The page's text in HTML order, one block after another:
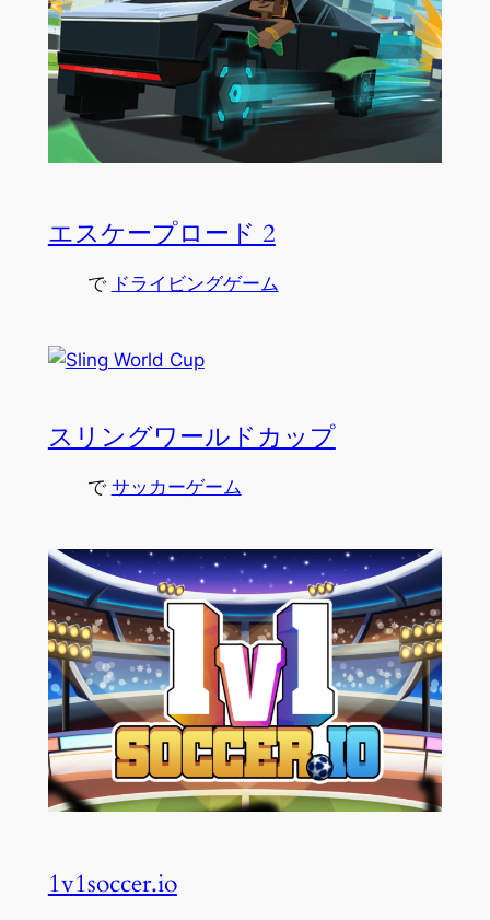
エスケープロード 2
で ドライビングゲーム
スリングワールドカップ
で サッカーゲーム
1v1soccer.io